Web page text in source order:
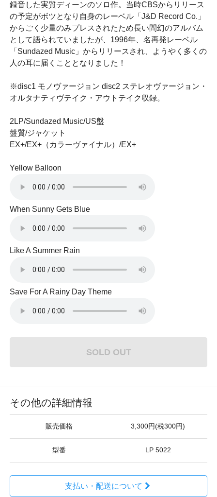
録音した実質ディーンのソロ作。当時CBSからリリース
の予定がボツとなり自身のレーベル「J&D Record Co.」
からごく少量のみプレスされたため長い間幻のアルバム
として語られていましたが、1996年、名再発レーベル
「Sundazed Music」からリリースされ、ようやく多くの
人の耳に届くこととなりました！
※disc1 モノヴァージョン disc2 ステレオヴァージョン・
オルタナティヴテイク・アウトテイク収録。
2LP/Sundazed Music/US盤
盤質/ジャケット
EX+/EX+（カラーヴァイナル）/EX+
Yellow Balloon
When Sunny Gets Blue
Like A Summer Rain
Save For A Rainy Day Theme
SOLD OUT
その他の詳細情報
販売価格 3,300円(税300円)
型番 LP 5022
支払い・配送について